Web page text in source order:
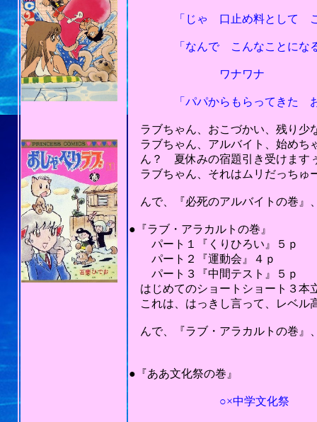
「じゃ 口止め料として これ
「なんで こんなことになる
ワナワナ
「パパからもらってきた おこ
ラブちゃん、おこづかい、残り少
ラブちゃん、アルバイト、始めち
ん？ 夏休みの宿題引き受けます
ラブちゃん、それはムリだっちゅ
んで、『必死のアルバイトの巻』
●『ラブ・アラカルトの巻』
パート１『くりひろい』５ｐ
パート２『運動会』４ｐ
パート３『中間テスト』５ｐ
はじめてのショートショート３本
これは、はっきし言って、レベル
んで、『ラブ・アラカルトの巻』
●『ああ文化祭の巻』
○×中学文化祭